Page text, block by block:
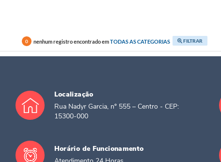
0 nenhum registro encontrado emTODAS AS CATEGORIAS FILTRAR
Localização
Rua Nadyr Garcia, nº 555 – Centro - CEP:
15300-000
Horário de Funcionamento